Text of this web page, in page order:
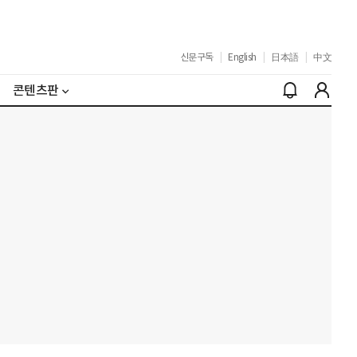
신문구독 English 日本語 中文
콘텐츠판